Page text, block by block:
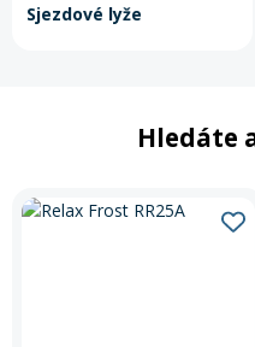
Sjezdové lyže
Hledáte